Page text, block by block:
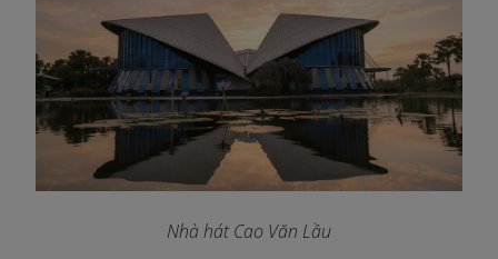
Nhà hát Cao Văn Lầu